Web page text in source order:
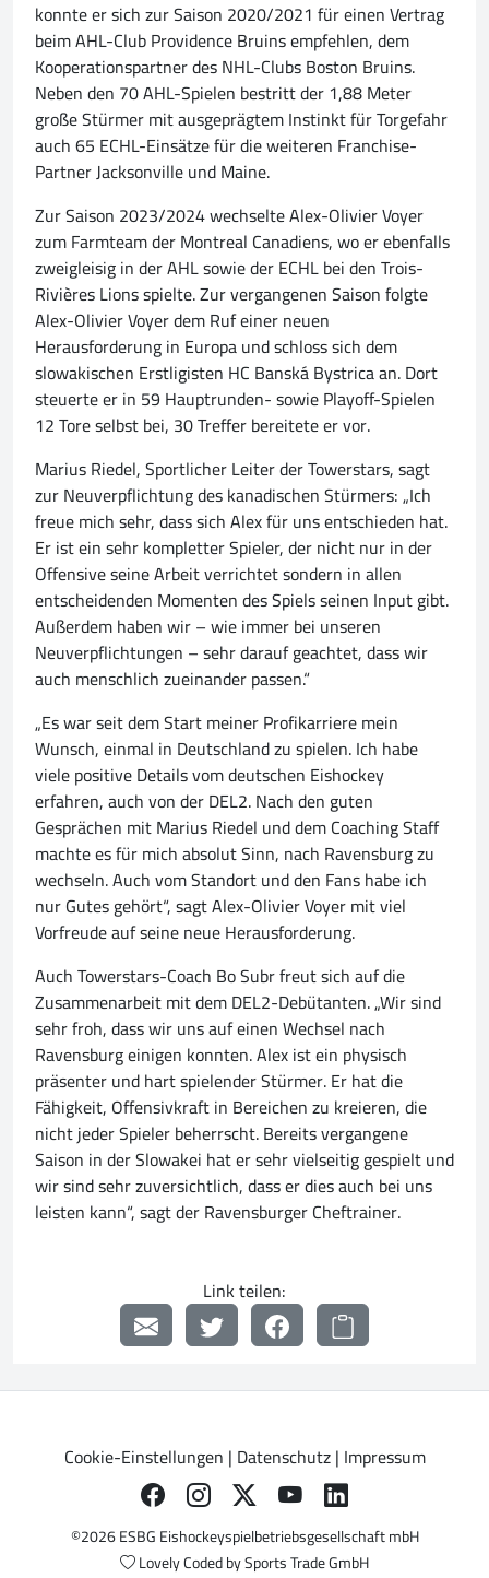
konnte er sich zur Saison 2020/2021 für einen Vertrag
beim AHL-Club Providence Bruins empfehlen, dem
Kooperationspartner des NHL-Clubs Boston Bruins.
Neben den 70 AHL-Spielen bestritt der 1,88 Meter
große Stürmer mit ausgeprägtem Instinkt für Torgefahr
auch 65 ECHL-Einsätze für die weiteren Franchise-
Partner Jacksonville und Maine.
Zur Saison 2023/2024 wechselte Alex-Olivier Voyer
zum Farmteam der Montreal Canadiens, wo er ebenfalls
zweigleisig in der AHL sowie der ECHL bei den Trois-
Rivières Lions spielte. Zur vergangenen Saison folgte
Alex-Olivier Voyer dem Ruf einer neuen
Herausforderung in Europa und schloss sich dem
slowakischen Erstligisten HC Banská Bystrica an. Dort
steuerte er in 59 Hauptrunden- sowie Playoff-Spielen
12 Tore selbst bei, 30 Treffer bereitete er vor.
Marius Riedel, Sportlicher Leiter der Towerstars, sagt
zur Neuverpflichtung des kanadischen Stürmers: „Ich
freue mich sehr, dass sich Alex für uns entschieden hat.
Er ist ein sehr kompletter Spieler, der nicht nur in der
Offensive seine Arbeit verrichtet sondern in allen
entscheidenden Momenten des Spiels seinen Input gibt.
Außerdem haben wir – wie immer bei unseren
Neuverpflichtungen – sehr darauf geachtet, dass wir
auch menschlich zueinander passen.“
„Es war seit dem Start meiner Profikarriere mein
Wunsch, einmal in Deutschland zu spielen. Ich habe
viele positive Details vom deutschen Eishockey
erfahren, auch von der DEL2. Nach den guten
Gesprächen mit Marius Riedel und dem Coaching Staff
machte es für mich absolut Sinn, nach Ravensburg zu
wechseln. Auch vom Standort und den Fans habe ich
nur Gutes gehört“, sagt Alex-Olivier Voyer mit viel
Vorfreude auf seine neue Herausforderung.
Auch Towerstars-Coach Bo Subr freut sich auf die
Zusammenarbeit mit dem DEL2-Debütanten. „Wir sind
sehr froh, dass wir uns auf einen Wechsel nach
Ravensburg einigen konnten. Alex ist ein physisch
präsenter und hart spielender Stürmer. Er hat die
Fähigkeit, Offensivkraft in Bereichen zu kreieren, die
nicht jeder Spieler beherrscht. Bereits vergangene
Saison in der Slowakei hat er sehr vielseitig gespielt und
wir sind sehr zuversichtlich, dass er dies auch bei uns
leisten kann“, sagt der Ravensburger Cheftrainer.
Link teilen:
Cookie-Einstellungen | Datenschutz| Impressum
©2026 ESBG Eishockeyspielbetriebsgesellschaft mbH
Lovely Coded bySports Trade GmbH